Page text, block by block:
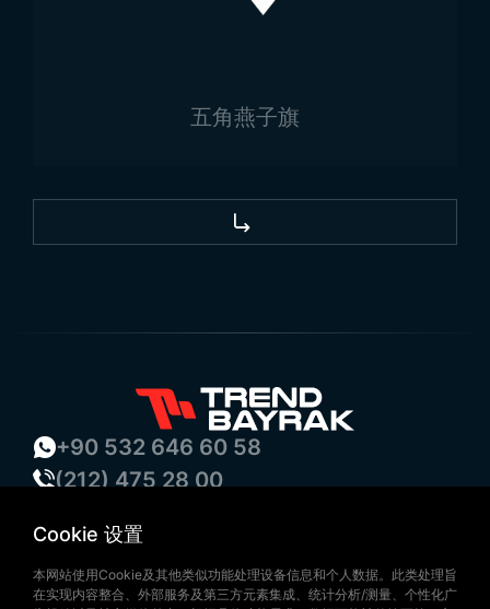
五角燕子旗
+90 532 646 60 58
(212) 475 28 00
bilgi@trendbayrak.com
Uğur Mumcu Mah. Eski Edirne Asfaltı
Cookie 设置
本网站使用Cookie及其他类似功能处理设备信息和个人数据。此类处理旨
在实现内容整合、外部服务及第三方元素集成、统计分析/测量、个性化广